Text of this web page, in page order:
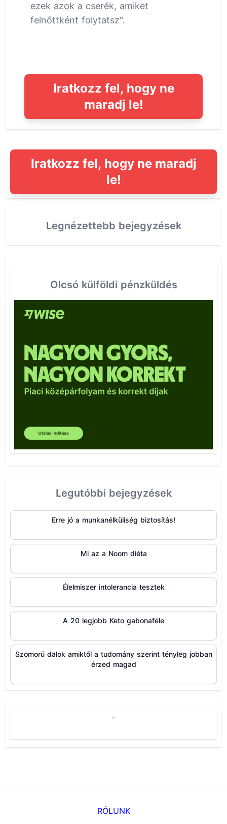
ezek azok a cserék, amiket
felnőttként folytatsz".
Iratkozz fel, hogy ne
maradj le!
Iratkozz fel, hogy ne maradj
le!
Legnézettebb bejegyzések
Olcsó külföldi pénzküldés
Legutóbbi bejegyzések
Erre jó a munkanélküliség biztosítás!
Mi az a Noom diéta
Élelmiszer intolerancia tesztek
A 20 legjobb Keto gabonaféle
Szomorú dalok amiktől a tudomány szerint tényleg jobban
érzed magad
-
RÓLUNK